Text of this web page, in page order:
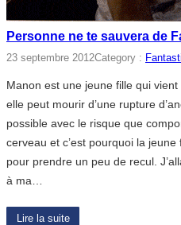
Personne ne te sauvera de
23 septembre 2012Category :
Manon est une jeune fille qui vient
elle peut mourir d’une rupture
possible avec le risque que
cerveau et c’est pourquoi la
pour prendre un peu de recul.
à ma…
Lire la suite